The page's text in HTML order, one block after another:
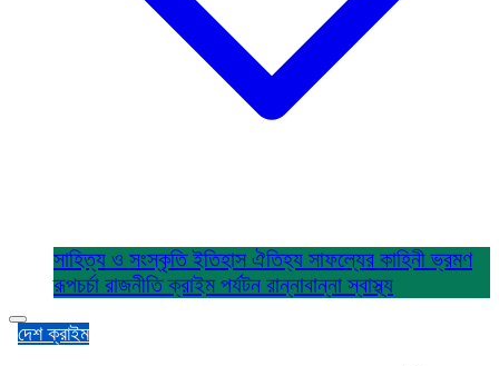
সাহিত্য ও সংস্কৃতিইতিহাস ঐতিহ্য সাফল্যের কাহিনীভ্রমণ
রূপচর্চা রাজনীতিক্রাইম পর্যটন রান্নাবান্নাস্বাস্থ্য
দেশক্রাইম